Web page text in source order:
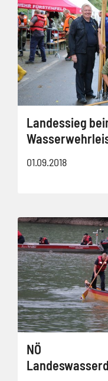
Landessieg
01.09.2018
NÖ